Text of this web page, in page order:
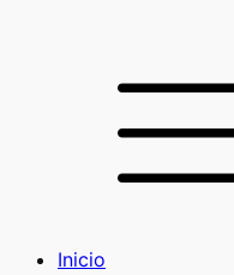
Inicio